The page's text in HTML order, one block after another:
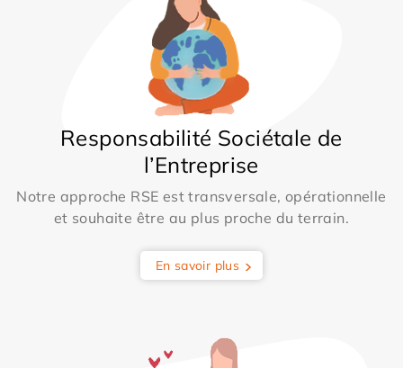
Responsabilité Sociétale de
l’Entreprise
Notre approche RSE est transversale, opérationnelle
et souhaite être au plus proche du terrain.
En savoir plus